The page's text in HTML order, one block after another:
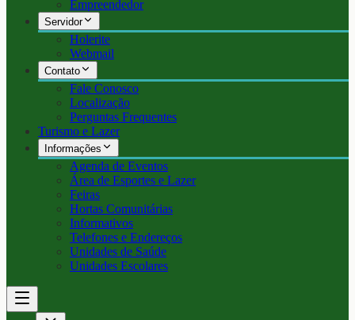
Empreendedor
Servidor
Holerite
Webmail
Contato
Fale Conosco
Localização
Perguntas Frequentes
Turismo e Lazer
Informações
Agenda de Eventos
Área de Esportes e Lazer
Feiras
Hortas Comunitárias
Informativos
Telefones e Endereços
Unidades de Saúde
Unidades Escolares